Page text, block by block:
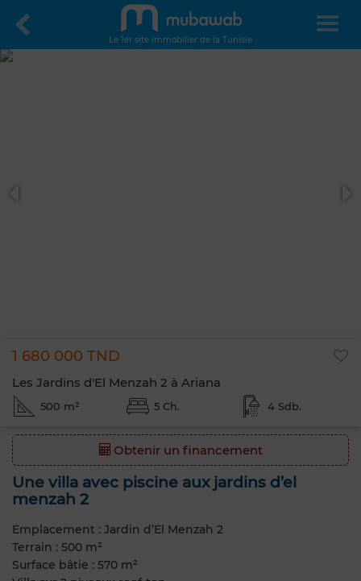
Le 1er site immobilier de la Tunisie
1 680 000 TND
Les Jardins d'El Menzah 2 à Ariana
500 m² 5 Ch. 4 Sdb.
Obtenir un financement
Une villa avec piscine aux jardins d’el
menzah 2
Emplacement : Jardin d’El Menzah 2
Terrain : 500 m²
Surface bâtie : 570 m²